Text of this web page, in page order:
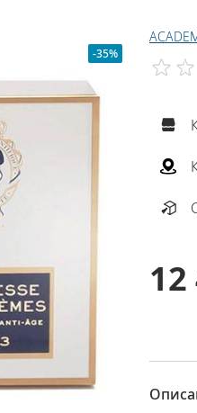
-35%
12